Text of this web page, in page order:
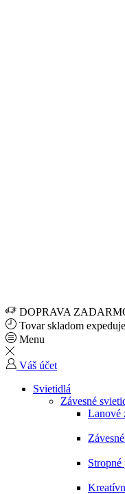
DOPRAVA
Tovar skladom
Menu
Váš účet
Svietidlá
Závesné
Lanové
Stropné